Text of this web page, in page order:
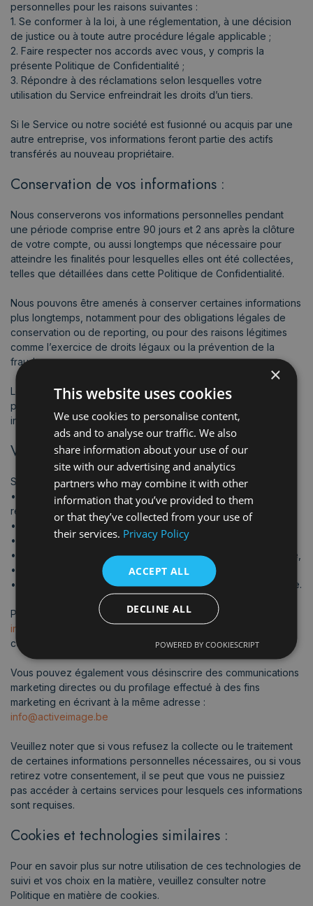
personnelles pour les raisons suivantes :
1. Se conformer à la loi, à une réglementation, à une décision
de justice ou à toute autre procédure légale applicable ;
2. Faire respecter nos accords avec vous, y compris la
présente Politique de Confidentialité ;
3. Répondre à des réclamations selon lesquelles votre
utilisation du Service enfreindrait les droits d’un tiers.
Si le Service ou notre société est fusionné ou acquis par une
autre entreprise, vos informations feront partie des actifs
transférés au nouveau propriétaire.
Conservation de vos informations :
Nous conserverons vos informations personnelles pendant
une période comprise entre 90 jours et 2 ans après la clôture
de votre compte, ou aussi longtemps que nécessaire pour
atteindre les finalités pour lesquelles elles ont été collectées,
telles que détaillées dans cette Politique de Confidentialité.
Nous pouvons être amenés à conserver certaines informations
plus longtemps, notamment pour des obligations légales de
conservation ou de reporting, ou pour des raisons légitimes
comme l’exercice de droits légaux ou la prévention de la
fraude.
Les informations résiduelles anonymisées ou agrégées, ne
permettant pas de vous identifier (directement ou
indirectement), peuvent être conservées indéfiniment.
Vos droits :
Selon la législation applicable, vous pouvez avoir le droit :
• d’accéder à vos données personnelles et d’en demander la
rectification ou la suppression,
• d’en recevoir une copie,
• d’en limiter ou d’en refuser le traitement,
• de demander leur transfert (portabilité) vers une autre entité,
• de retirer tout consentement que vous nous avez donné,
• et de déposer une plainte auprès d’une autorité compétente.
Pour exercer ces droits, vous pouvez nous écrire à
info@activeimage.be
. Nous répondrons à votre demande
conformément à la loi applicable.
Vous pouvez également vous désinscrire des communications
marketing directes ou du profilage effectué à des fins
marketing en écrivant à la même adresse :
info@activeimage.be
Veuillez noter que si vous refusez la collecte ou le traitement
de certaines informations personnelles nécessaires, ou si vous
retirez votre consentement, il se peut que vous ne puissiez
pas accéder à certains services pour lesquels ces informations
sont requises.
Cookies et technologies similaires :
Pour en savoir plus sur notre utilisation de ces technologies de
suivi et vos choix en la matière, veuillez consulter notre
Politique en matière de cookies.
×
This website uses cookies
We use cookies to personalise content,
ads and to analyse our traffic. We also
share information about your use of our
site with our advertising and analytics
partners who may combine it with other
information that you’ve provided to them
or that they’ve collected from your use of
their services. Privacy Policy
ACCEPT ALL
DECLINE ALL
POWERED BY COOKIESCRIPT